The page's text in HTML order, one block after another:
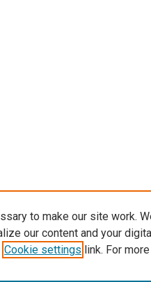
to make our site work.
our content and your
Cookie settings link. For